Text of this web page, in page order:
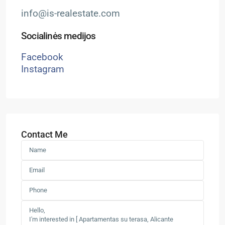
info@is-realestate.com
Socialinės medijos
Facebook
Instagram
Contact Me